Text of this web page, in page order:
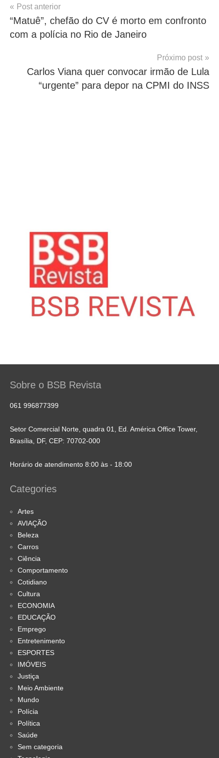
Navegação
de
Post
Post anterior
“Matuê”, chefão do CV é morto em confronto
com a polícia no Rio de Janeiro
Próximo post
Carlos Viana quer convocar irmão de Lula
“urgente” para depor na CPMI do INSS
Sobre o BSB Revista
061 996877399
Setor Comercial Norte, quadra 01, Ed. América Office Tower,
Brasília, DF, CEP: 70702-000
Horário de atendimento 8:00 às - 18:00
Categories
Artes
AVIAÇÃO
Beleza
Carros
Ciência
Comportamento
Cotidiano
Cultura
ECONOMIA
EDUCAÇÃO
Emprego
Entretenimento
ESPORTES
IMÓVEIS
Justiça
Meio Ambiente
Mundo
Polícia
Política
Saúde
Sem categoria